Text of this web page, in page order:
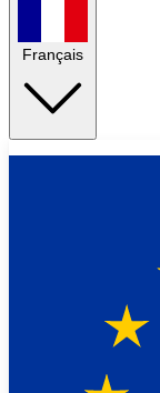
Français